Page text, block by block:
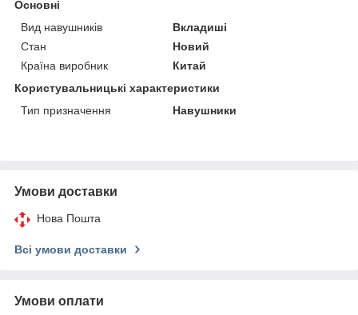
Основні
Вид навушників
Вкладиші
Стан
Новий
Країна виробник
Китай
Користувальницькі характеристики
Тип призначення
Навушники
Умови доставки
Нова Пошта
Всі умови доставки
Умови оплати